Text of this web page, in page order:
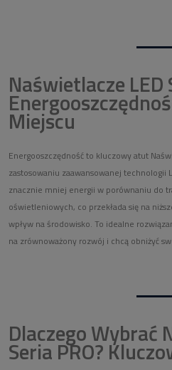
Naświetlacze LED
Miejscu
Energooszczędność to kluczowy atut
zastosowaniu zaawansowanej technologii
znacznie mniej energii w porównaniu do
oświetleniowych, co przekłada się na
wpływ na środowisko. To idealne
na zrównoważony rozwój i chcą obniżyć
Dlaczego Wybrać
Seria PRO?